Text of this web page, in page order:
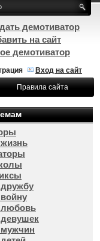
Вход на сайт
Правила сайта
любовь
демотиватор
на сайт
демотиватор